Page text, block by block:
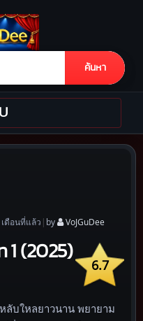
ค้นหา
ดือนที่แล้ว | by VoJGuDee
6.7
1 (2025)
ลับใหลยาวนาน พยายาม